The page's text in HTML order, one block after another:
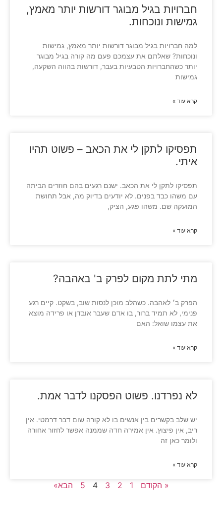
חברויות בגיל מבוגר דורשות יותר מאמץ,
גמישות ונוכחות.
למה חברויות בגיל מבוגר דורשות יותר מאמץ, גמישות
ונוכחות? שאלתם את עצמכם פעם מה קורה בגיל מבוגר
יותר כשהחברויות הטבעיות בעבר, דורשות בהווה השקעה,
גמישות
קרא עוד »
תפסיקו לתקן לי את הכאב – פשוט תהיו
איתי.
תפסיקו לתקן לי את הכאב. ישנם רגעים בהם חוזרים הביתה
עם משהו כבד בפנים. לא יודעים בדיוק מה, אבל תחושת
המועקה שם. משהו פגע, הציק,
קרא עוד »
מתי לתת מקום לפרק ב' באהבה?
הפרק ב׳ לאהבה. כשהלב מוכן לנסות שוב, בשקט. קיים רגע
פנימי, לא תמיד ברור, בו אדם שעבר אובדן או פרידה מוצא
את עצמו שואל: האם
קרא עוד »
לא נפרדנו. פשוט הפסקנו לדבר אמת.
יש שלב בקשרים בין אנשים בו לא קורה שום דבר דרמטי. אין
ריב, אין פיצוץ. אין אמירה חדה שממנה אפשר לחזור אחורה
ולומר כאן זה
קרא עוד »
« הקודם 1
2
3
4
5 הבא»